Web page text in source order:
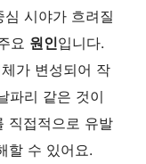
시야가 흐려질
요 원인입니다.
가 변성되어 작
파리 같은 것이
직접적으로 유발
할 수 있어요.